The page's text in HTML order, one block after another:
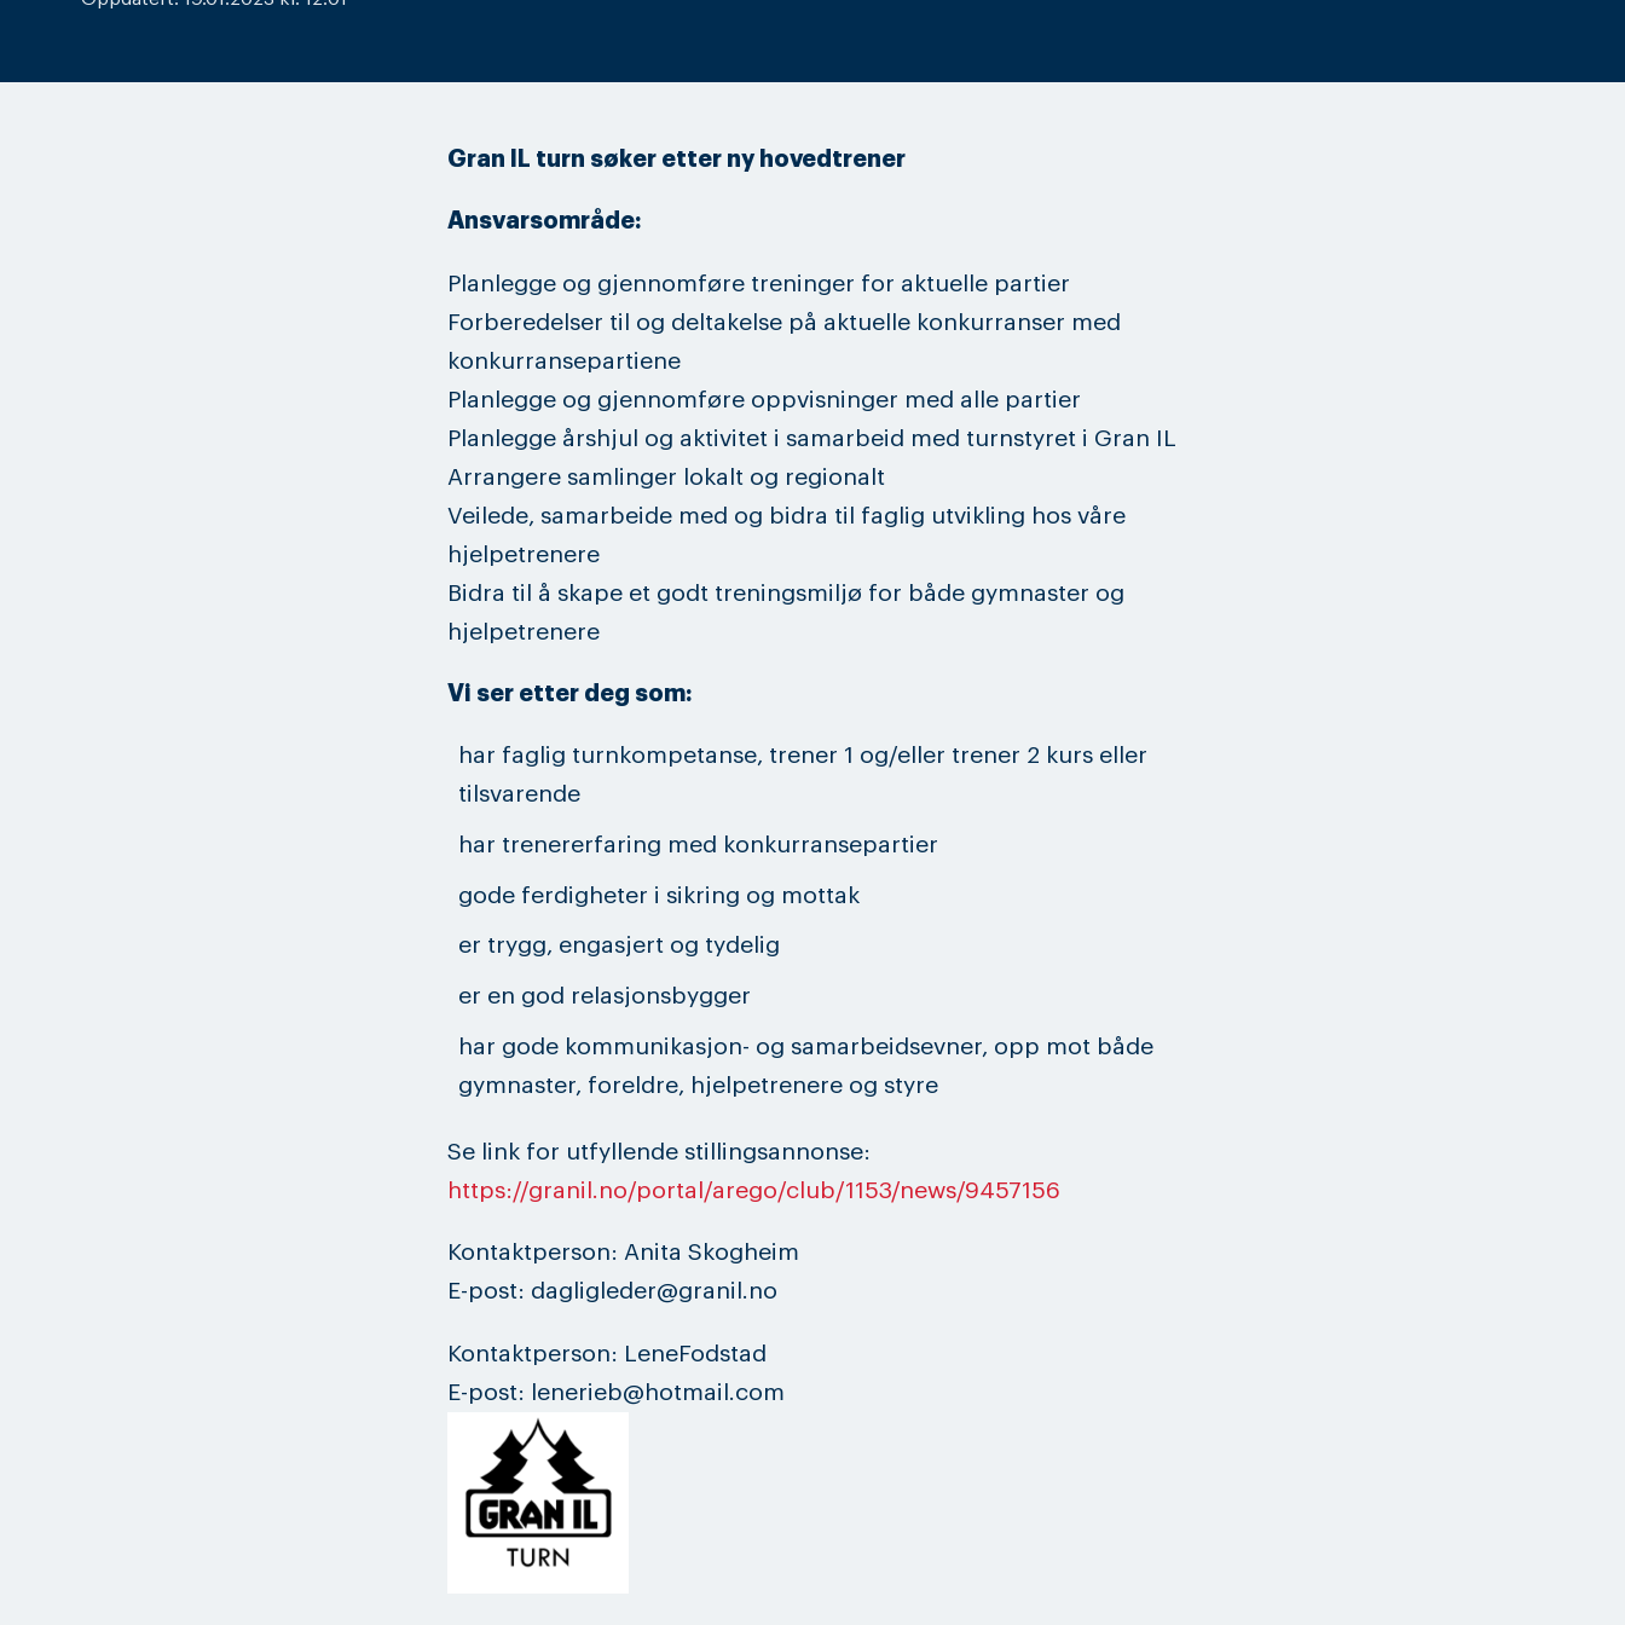
Gran IL turn søker etter ny hovedtrener
Ansvarsområde:
Planlegge og gjennomføre treninger for aktuelle partier
Forberedelser til og deltakelse på aktuelle konkurranser med
konkurransepartiene
Planlegge og gjennomføre oppvisninger med alle partier
Planlegge årshjul og aktivitet i samarbeid med turnstyret i Gran IL
Arrangere samlinger lokalt og regionalt
Veilede, samarbeide med og bidra til faglig utvikling hos våre
hjelpetrenere
Bidra til å skape et godt treningsmiljø for både gymnaster og
hjelpetrenere
Vi ser etter deg som:
har faglig turnkompetanse, trener 1 og/eller trener 2 kurs eller
tilsvarende
har trenererfaring med konkurransepartier
gode ferdigheter i sikring og mottak
er trygg, engasjert og tydelig
er en god relasjonsbygger
har gode kommunikasjon- og samarbeidsevner, opp mot både
gymnaster, foreldre, hjelpetrenere og styre
Se link for utfyllende stillingsannonse:
https://granil.no/portal/arego/club/1153/news/9457156
Kontaktperson: Anita Skogheim
E-post: dagligleder@granil.no
Kontaktperson: LeneFodstad
E-post: lenerieb@hotmail.com